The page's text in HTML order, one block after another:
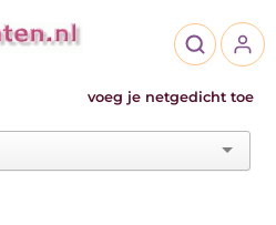
voeg je netgedicht toe